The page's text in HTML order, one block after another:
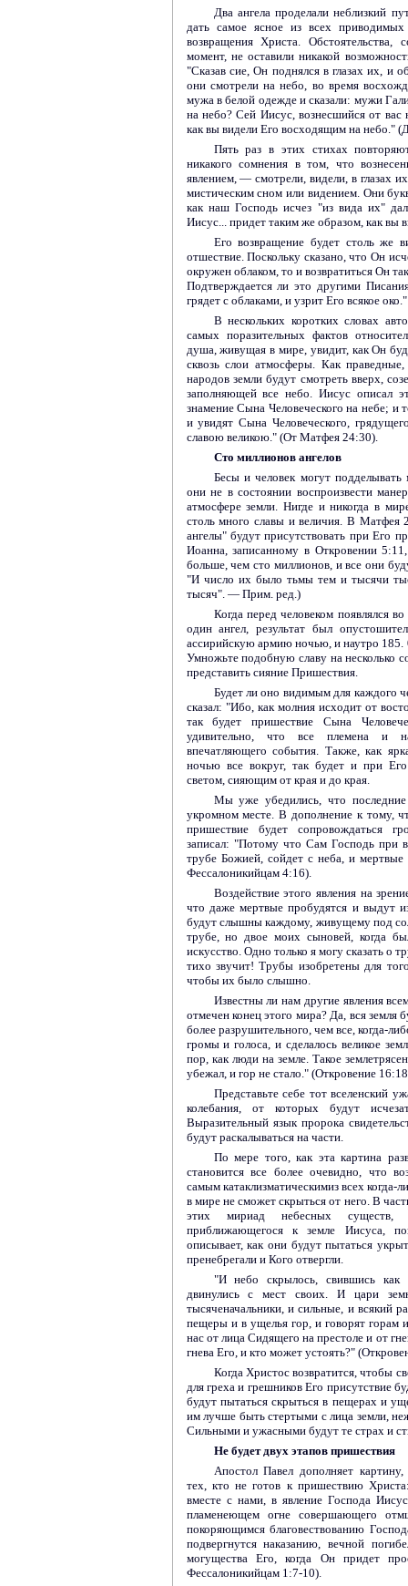
Два ангела проделали неблизкий
дать самое ясное из всех
возвращения Христа.
момент, не оставили никакой
"Сказав сие, Он поднялся в глазах их, и
они смотрели на небо, во время
мужа в белой одежде и сказали: мужи
на небо? Сей Иисус, вознесшийся от
как вы видели Его восходящим на небо."
Пять раз в этих стихах
никакого сомнения в том, что
явлением, — смотрели, видели, в глазах
мистическим сном или видением. Они
как наш Господь исчез "из вида их"
Иисус... придет таким же образом, как вы
Его возвращение будет столь же
отшествие. Поскольку сказано, что Он
окружен облаком, то и возвратиться Он
Подтверждается ли это другими
грядет с облаками, и узрит Его всякое
В нескольких коротких словах
самых поразительных фактов
душа, живущая в мире, увидит, как Он
сквозь слои атмосферы. Как
народов земли будут смотреть вверх,
заполняющей все небо. Иисус описал
знамение Сына Человеческого на небе; и
и увидят Сына Человеческого,
славою великою." (От Матфея 24:30).
Сто миллионов ангелов
Бесы и человек могут
они не в состоянии воспроизвести
атмосфере земли. Нигде и никогда в
столь много славы и величия. В Матфея
ангелы" будут присутствовать при Его
Иоанна, записанному в Откровении
больше, чем сто миллионов, и все они
"И число их было тьмы тем и тысячи
тысяч". — Прим. ред.)
Когда перед человеком появлялся
один ангел, результат был
ассирийскую армию ночью, и наутро
Умножьте подобную славу на несколько
представить сияние Пришествия.
Будет ли оно видимым для каждого
сказал: "Ибо, как молния исходит от
так будет пришествие Сына
удивительно, что все племена и
впечатляющего события. Также, как
ночью все вокруг, так будет и при
светом, сияющим от края и до края.
Мы уже убедились, что
укромном месте. В дополнение к тому,
пришествие будет сопровождаться
записал: "Потому что Сам Господь при
трубе Божией, сойдет с неба, и
Фессалоникийцам 4:16).
Воздействие этого явления на
что даже мертвые пробудятся и выдут
будут слышны каждому, живущему под
трубе, но двое моих сыновей, когда
искусство. Одно только я могу сказать о
тихо звучит! Трубы изобретены для
чтобы их было слышно.
Известны ли нам другие явления
отмечен конец этого мира? Да, вся земля
более разрушительного, чем все, когда-
громы и голоса, и сделалось великое
пор, как люди на земле. Такое
убежал, и гор не стало." (Откровение
Представьте себе тот вселенский
колебания, от которых будут
Выразительный язык пророка
будут раскалываться на части.
По мере того, как эта картина
становится все более очевидно, что
самым катаклизматическимиз всех
в мире не сможет скрыться от него. В
этих мириад небесных существ,
приближающегося к земле Иисуса,
описывает, как они будут пытаться
пренебрегали и Кого отвергли.
"И небо скрылось, свившись как
двинулись с мест своих. И цари
тысяченачальники, и сильные, и всякий
пещеры и в ущелья гор, и говорят горам
нас от лица Сидящего на престоле и от
гнева Его, и кто может устоять?"
Когда Христос возвратится, чтобы
для греха и грешников Его присутствие
будут пытаться скрыться в пещерах и
им лучше быть стертыми с лица земли,
Сильными и ужасными будут те страх и
Не будет двух этапов пришествия
Апостол Павел дополняет
тех, кто не готов к пришествию
вместе с нами, в явление Господа
пламенеющем огне совершающего
покоряющимся благовествованию
подвергнутся наказанию, вечной
могущества Его, когда Он придет
Фессалоникийцам 1:7-10).